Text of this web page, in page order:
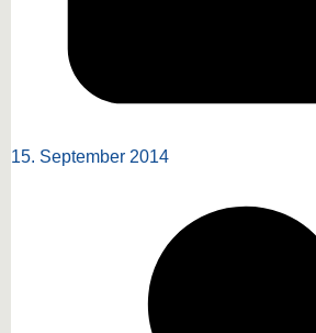
15. September 2014